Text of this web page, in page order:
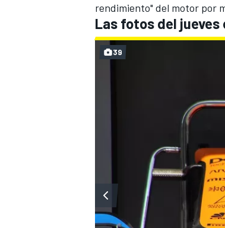
MÁS CATEGORÍAS
rendimiento" del motor por
Las fotos del jueves
39